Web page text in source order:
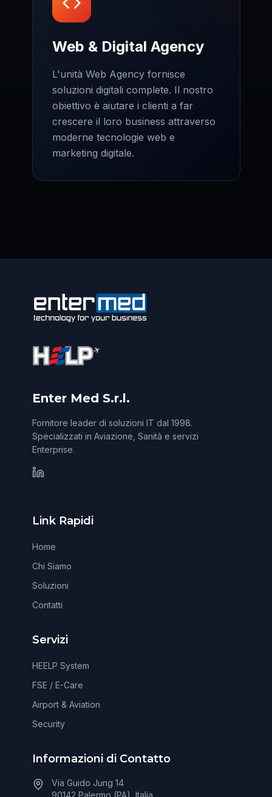
Web & Digital Agency
L'unità Web Agency fornisce
soluzioni digitali complete. Il nostro
obiettivo è aiutare i clienti a far
crescere il loro business attraverso
moderne tecnologie web e
marketing digitale.
Enter Med S.r.l.
Fornitore leader di soluzioni IT dal 1998.
Specializzati in Aviazione, Sanità e servizi
Enterprise.
Link Rapidi
Home
Chi Siamo
Soluzioni
Contatti
Servizi
HEELP System
FSE / E-Care
Airport & Aviation
Security
Informazioni di Contatto
Via Guido Jung 14
90142 Palermo (PA), Italia